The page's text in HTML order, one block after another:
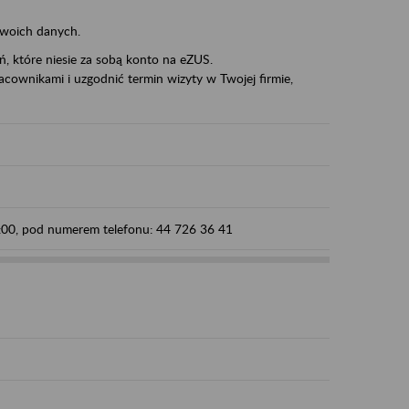
danych.
które niesie za sobą konto na eZUS.
i uzgodnić termin wizyty w Twojej firmie,
pod numerem telefonu: 44 726 36 41